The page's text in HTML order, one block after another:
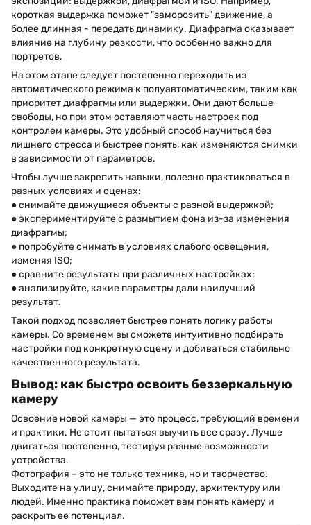
короткая выдержка поможет "заморозить" движение, а
более длинная - передать динамику. Диафрагма оказывает
влияние на глубину резкости, что особенно важно для
портретов.
На этом этапе следует постепенно переходить из
автоматического режима к полуавтоматическим, таким как
приоритет диафрагмы или выдержки. Они дают больше
свободы, но при этом оставляют часть настроек под
контролем камеры. Это удобный способ научиться без
лишнего стресса и быстрее понять, как изменяются снимки
в зависимости от параметров.
Чтобы лучше закрепить навыки, полезно практиковаться в
разных условиях и сценах:
● снимайте движущиеся объекты с разной выдержкой;
● экспериментируйте с размытием фона из-за изменения
диафрагмы;
● попробуйте снимать в условиях слабого освещения,
изменяя ISO;
● сравните результаты при различных настройках;
● анализируйте, какие параметры дали наилучший
результат.
Такой подход позволяет быстрее понять логику работы
камеры. Со временем вы сможете интуитивно подбирать
настройки под конкретную сцену и добиваться стабильно
качественного результата.
Вывод: как быстро освоить беззеркальную
камеру
Освоение новой камеры — это процесс, требующий времени
и практики. Не стоит пытаться выучить все сразу. Лучше
двигаться постепенно, тестируя разные возможности
устройства.
Фотография – это не только техника, но и творчество.
Выходите на улицу, снимайте природу, архитектуру или
людей. Именно практика поможет вам понять камеру и
раскрыть ее потенциал.